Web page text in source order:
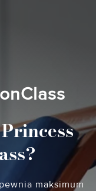
maksimum